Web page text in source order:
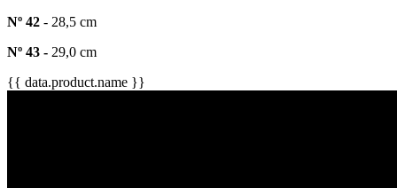
Nº 42 - 28,5 cm
Nº 43 - 29,0 cm
{{ data.product.name }}